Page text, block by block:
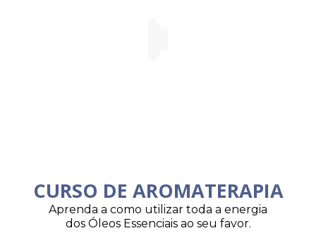
CURSO DE AROMATERAPIA
Aprenda a como utilizar toda a energia
dos Óleos Essenciais ao seu favor.